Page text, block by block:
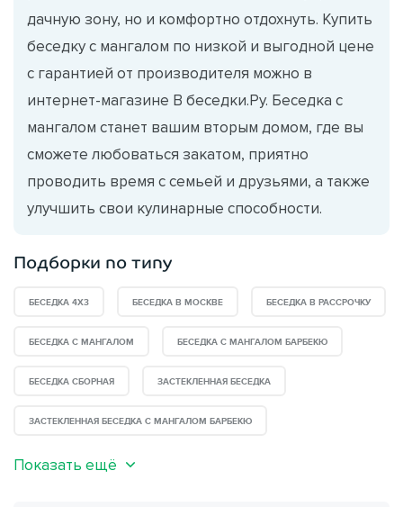
дачную зону, но и комфортно отдохнуть. Купить
беседку с мангалом по низкой и выгодной цене
с гарантией от производителя можно в
интернет-магазине В беседки.Ру. Беседка с
мангалом станет вашим вторым домом, где вы
сможете любоваться закатом, приятно
проводить время с семьей и друзьями, а также
улучшить свои кулинарные способности.
Подборки по типу
БЕСЕДКА 4X3 БЕСЕДКА В МОСКВЕ БЕСЕДКА В РАССРОЧКУ
БЕСЕДКА С МАНГАЛОМ БЕСЕДКА С МАНГАЛОМ БАРБЕКЮ
БЕСЕДКА СБОРНАЯ ЗАСТЕКЛЕННАЯ БЕСЕДКА
ЗАСТЕКЛЕННАЯ БЕСЕДКА С МАНГАЛОМ БАРБЕКЮ
Показать ещё